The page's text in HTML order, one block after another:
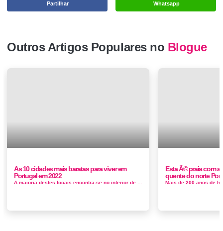
Whatsapp
Partilhar
Outros Artigos Populares no Blogue
As 10 cidades mais baratas para viver em
Portugal em 2022
A maioria destes locais encontra-se no interior de Portugal, mas há também opções no litoral. Mas sejamos honestos: n&at...
Esta Ã© praia com a
quente do norte